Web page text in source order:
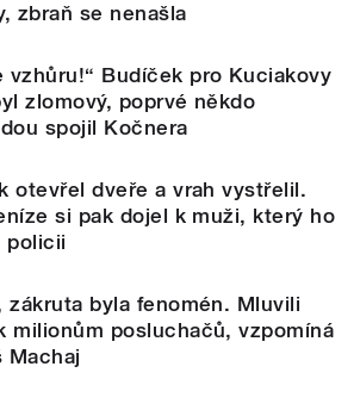
zbraň se nenašla
vzhůru!“ Budíček pro Kuciakovy
zlomový, poprvé někdo
spojil Kočnera
otevřel dveře a vrah vystřelil.
si pak dojel k muži, který ho
policii
zákruta byla fenomén. Mluvili
milionům posluchačů, vzpomíná
Machaj